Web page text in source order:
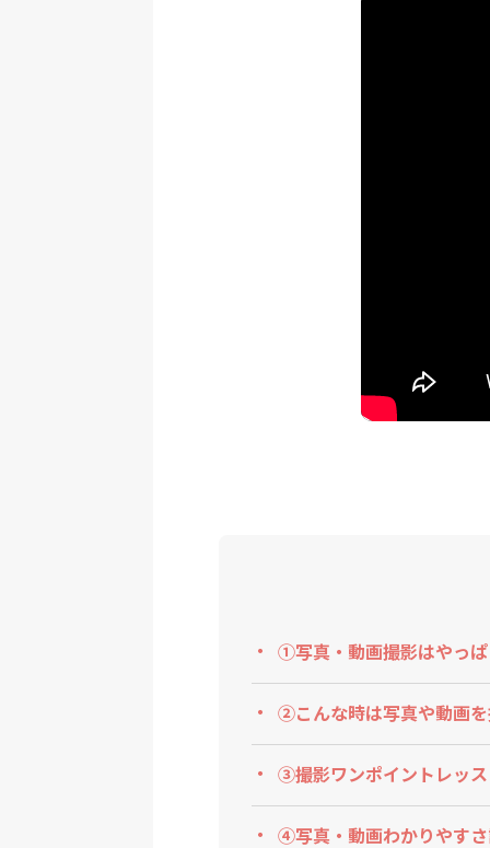
①写真・動画撮影はやっ
②こんな時は写真や動画
③撮影ワンポイントレッ
④写真・動画わかりやす